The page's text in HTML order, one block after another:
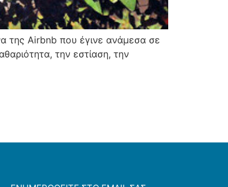
της Airbnb που έγινε ανάμεσα σε
την εστίαση, την